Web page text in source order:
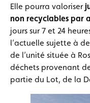
Elle pourra valoriser
non recyclables par
jours sur 7 et 24
l’actuelle sujette à
de l’unité située à
déchets provenant
partie du Lot, de la